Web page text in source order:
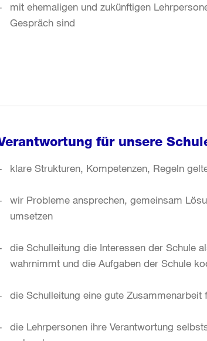
mit ehemaligen und zukünftigen
Gespräch sind
für unsere
klare Strukturen, Kompetenzen, Regeln
wir Probleme ansprechen, gemeinsam
umsetzen
die Schulleitung die Interessen der Schule
wahrnimmt und die Aufgaben der Schule
die Schulleitung eine gute Zusammenarbeit
die Lehrpersonen ihre Verantwortung